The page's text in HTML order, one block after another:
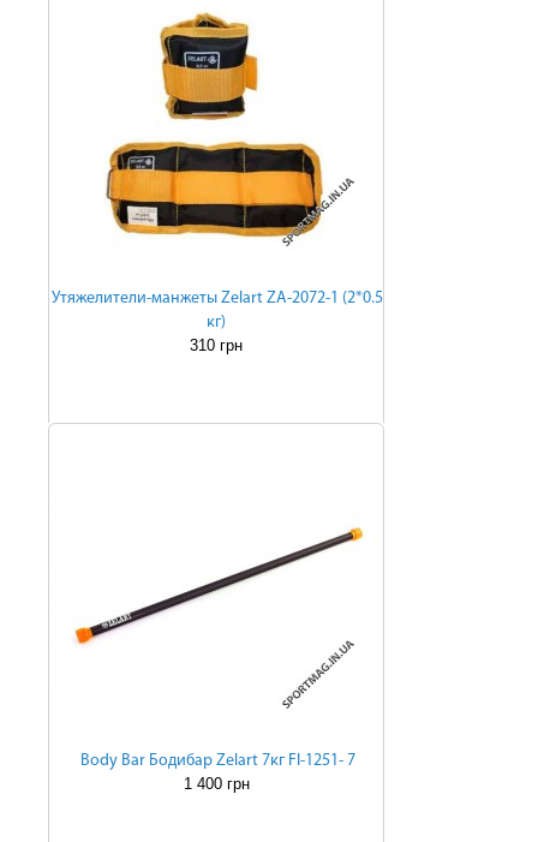
Утяжелители-манжеты Zelart ZA-2072-1 (2*0.5
кг)
310 грн
Body Bar Бодибар Zelart 7кг FI-1251- 7
1 400 грн